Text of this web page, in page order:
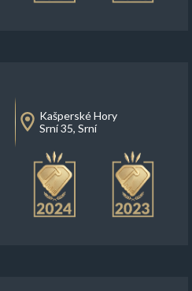
Kašperské Hory
Srní 35, Srní